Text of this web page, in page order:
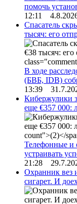
помочь
12:11
Спасатель
тысяч: его
В ходе
(БВБ, IDB)
13:39
Кибержулики
еще €357 000:
Телефонные и
устраивать
21:28
Охранник вез
сигарет. И